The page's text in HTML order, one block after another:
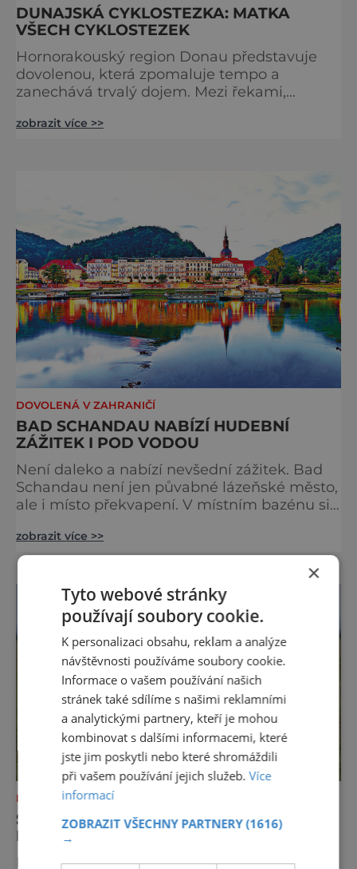
DUNAJSKÁ CYKLOSTEZKA: MATKA
VŠECH CYKLOSTEZEK
Hornorakouský region Donau představuje
dovolenou, která zpomaluje tempo a
zanechává trvalý dojem. Mezi řekami,
propojují pohyb, příroda, gastronomie a
cyklistických výletech podél řek, pěších
túrách s dalekými výhledy, rodinnýc
zobrazit více >>
DOVOLENÁ V ZAHRANIČÍ
BAD SCHANDAU NABÍZÍ HUDEBNÍ
ZÁŽITEK I POD VODOU
Není daleko a nabízí nevšední zážitek. Bad
Schandau není jen půvabné lázeňské město,
ale i místo překvapení. V místním bazénu si
vodě. Nádherně osvěžující místo leží jen 8
kilometrů od Hřenska a například z Prahy se
tam dostanete vlakem za pouhé dvě hodiny.
I proto je pravděpodobné, že v jeho
bazénech
zobrazit více >>
DOVOLENÁ V ZAHRANIČÍ
SERENGETI NA JAŘE: KDYŽ SE KRAJINA
NADECHNE ŽIVOTA
Existují místa, kde čas plyne jinak. Serengeti
×
Tyto webové stránky
používají soubory cookie.
K personalizaci obsahu, reklam a analýze
návštěvnosti používáme soubory cookie.
Informace o vašem používání našich
stránek také sdílíme s našimi reklamními
a analytickými partnery, kteří je mohou
kombinovat s dalšími informacemi, které
jste jim poskytli nebo které shromáždili
při vašem používání jejich služeb.Více
informací
ZOBRAZIT VŠECHNY PARTNERY(1616)
→